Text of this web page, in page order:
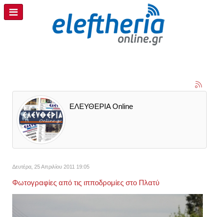
ΕΛΕΥΘΕΡΙΑ Online
Δευτέρα, 25 Απριλίου 2011 19:05
Φωτογραφίες από τις ιπποδρομίες στο Πλατύ